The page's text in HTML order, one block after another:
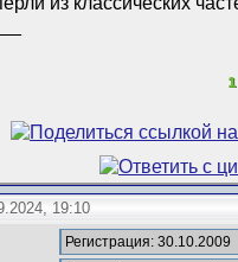
1
19:10
Регистрация: 30.10.2009